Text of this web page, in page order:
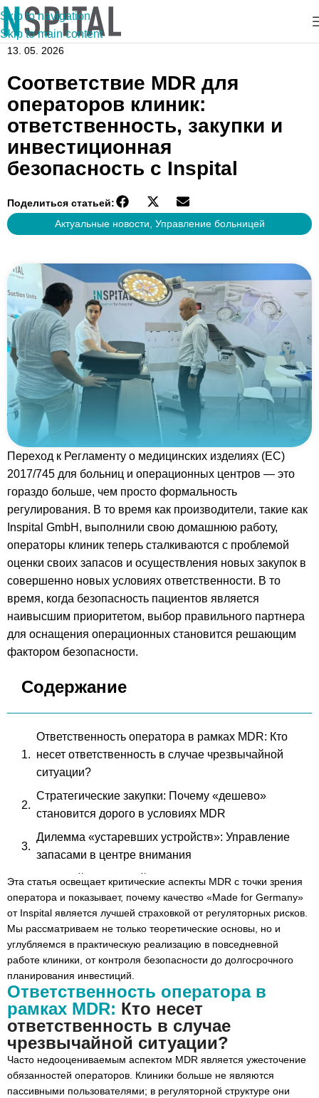
Skip to navigation
Skip to main content
13. 05. 2026
Соответствие MDR для
операторов клиник:
ответственность, закупки и
инвестиционная
безопасность с Inspital
Поделиться статьей:
Актуальные новости, Управление больницей
Переход к Регламенту о медицинских изделиях (ЕС)
2017/745 для больниц и операционных центров — это
гораздо больше, чем просто формальность
регулирования. В то время как производители, такие как
Inspital GmbH, выполнили свою домашнюю работу,
операторы клиник теперь сталкиваются с проблемой
оценки своих запасов и осуществления новых закупок в
совершенно новых условиях ответственности. В то
время, когда безопасность пациентов является
наивысшим приоритетом, выбор правильного партнера
для оснащения операционных становится решающим
фактором безопасности.
Содержание
Ответственность оператора в рамках MDR: Кто
несет ответственность в случае чрезвычайной
ситуации?
Стратегические закупки: Почему «дешево»
становится дорого в условиях MDR
Дилемма «устаревших устройств»: Управление
запасами в центре внимания
Местный опыт в Нойсе: Геотехническое
преимущество для клиник DACH
Гигиена и качество материалов: Нержавеющая
сталь как фактор успеха MDR
Цифровое будущее: EUDAMED и управление
активами клиник
Вывод: Вместе в безопасное будущее MDR с
Inspital
Эта статья освещает критические аспекты MDR с точки зрения
оператора и показывает, почему качество «Made for Germany»
от Inspital является лучшей страховкой от регуляторных рисков.
Мы рассматриваем не только теоретические основы, но и
углубляемся в практическую реализацию в повседневной
работе клиники, от контроля безопасности до долгосрочного
планирования инвестиций.
Ответственность оператора в
рамках MDR: Кто несет
ответственность в случае
чрезвычайной ситуации?
Часто недооцениваемым аспектом MDR является ужесточение
обязанностей операторов. Клиники больше не являются
пассивными пользователями; в регуляторной структуре они